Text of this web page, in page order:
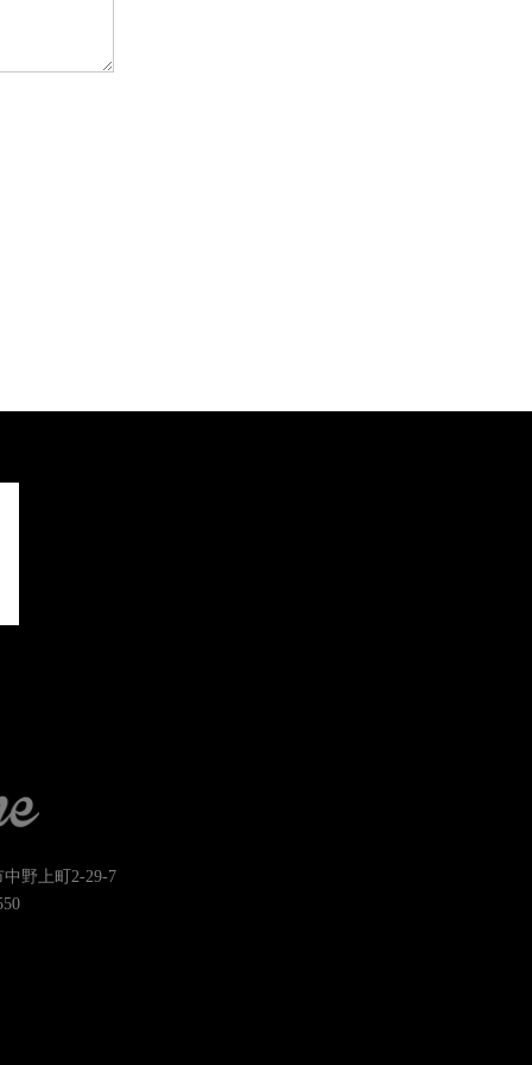
野上町2-29-7